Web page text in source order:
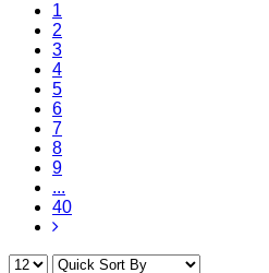
1
2
3
4
5
6
7
8
9
...
40